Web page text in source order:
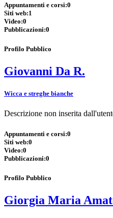
Appuntamenti e corsi:0
Siti web:1
Video:0
Pubblicazioni:0
Profilo Pubblico
Giovanni Da R.
Wicca e streghe bianche
Descrizione non inserita
Appuntamenti e corsi:0
Siti web:0
Video:0
Pubblicazioni:0
Profilo Pubblico
Giorgia Maria